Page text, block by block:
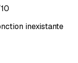
inexistante